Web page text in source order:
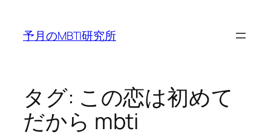
予月のMBTI研究所
タグ: この恋は初めて
だから mbti